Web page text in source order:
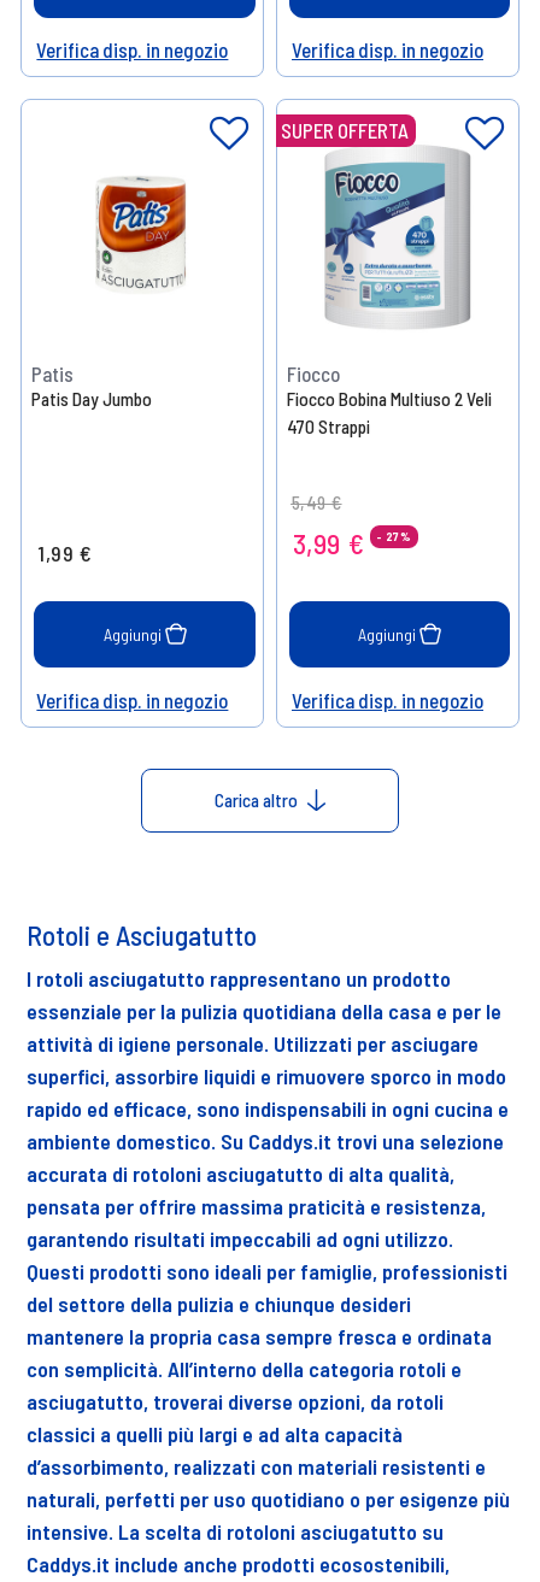
Help
Verifica disp. in negozio
Help
Verifica disp. in negozio
Patis
Patis Day Jumbo
1,99 €
Aggiungi
Help
Verifica disp. in negozio
SUPER OFFERTA
Fiocco
Fiocco Bobina Multiuso 2 Veli
470 Strappi
Price reduced from
5,49 €to
3,99 € - 27%
Aggiungi
Help
Verifica disp. in negozio
Carica altro
Rotoli e Asciugatutto
I rotoli asciugatutto rappresentano un prodotto
essenziale per la pulizia quotidiana della casa e per le
attività di igiene personale. Utilizzati per asciugare
superfici, assorbire liquidi e rimuovere sporco in modo
rapido ed efficace, sono indispensabili in ogni cucina e
ambiente domestico. Su Caddys.it trovi una selezione
accurata di rotoloni asciugatutto di alta qualità,
pensata per offrire massima praticità e resistenza,
garantendo risultati impeccabili ad ogni utilizzo.
Questi prodotti sono ideali per famiglie, professionisti
del settore della pulizia e chiunque desideri
mantenere la propria casa sempre fresca e ordinata
con semplicità. All’interno della categoria rotoli e
asciugatutto, troverai diverse opzioni, da rotoli
classici a quelli più largi e ad alta capacità
d’assorbimento, realizzati con materiali resistenti e
naturali, perfetti per uso quotidiano o per esigenze più
intensive. La scelta di rotoloni asciugatutto su
Caddys.it include anche prodotti ecosostenibili,